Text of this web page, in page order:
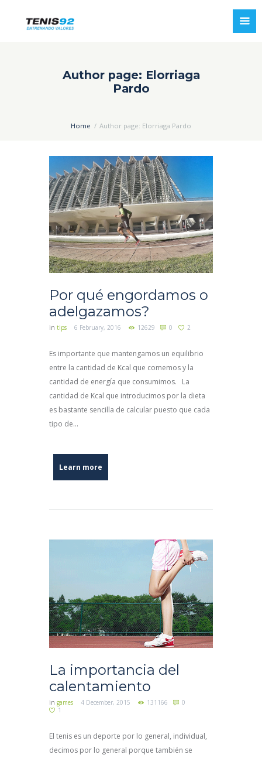
Author page: Elorriaga
Pardo
Home Author page: Elorriaga Pardo
Por qué engordamos o
adelgazamos?
in tips 6 February, 2016 12629 0 2
Es importante que mantengamos un equilibrio
entre la cantidad de Kcal que comemos y la
cantidad de energía que consumimos. La
cantidad de Kcal que introducimos por la dieta
es bastante sencilla de calcular puesto que cada
tipo de...
Learn more
La importancia del
calentamiento
in games 4 December, 2015 131166
0
1
El tenis es un deporte por lo general, individual,
decimos por lo general porque también se